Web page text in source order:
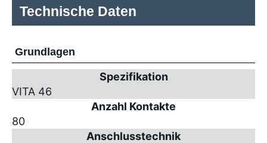
Technische Daten
Grundlagen
Spezifikation
VITA 46
Anzahl Kontakte
80
Anschlusstechnik